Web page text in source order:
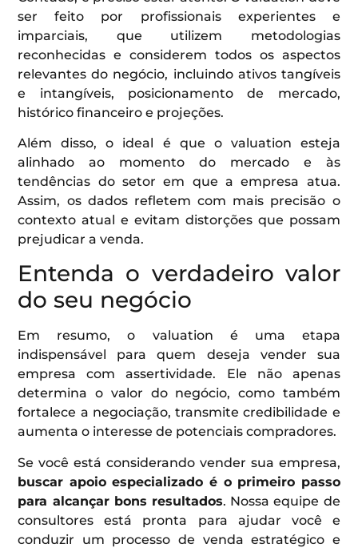
ser feito por profissionais experientes e
imparciais, que utilizem metodologias
reconhecidas e considerem todos os aspectos
relevantes do negócio, incluindo ativos tangíveis
e intangíveis, posicionamento de mercado,
histórico financeiro e projeções.
Além disso, o ideal é que o valuation esteja
alinhado ao momento do mercado e às
tendências do setor em que a empresa atua.
Assim, os dados refletem com mais precisão o
contexto atual e evitam distorções que possam
prejudicar a venda.
Entenda o verdadeiro valor
do seu negócio
Em resumo, o valuation é uma etapa
indispensável para quem deseja vender sua
empresa com assertividade. Ele não apenas
determina o valor do negócio, como também
fortalece a negociação, transmite credibilidade e
aumenta o interesse de potenciais compradores.
Se você está considerando vender sua empresa,
buscar apoio especializado é o primeiro passo
para alcançar bons resultados. Nossa equipe de
consultores está pronta para ajudar você e
conduzir um processo de venda estratégico e